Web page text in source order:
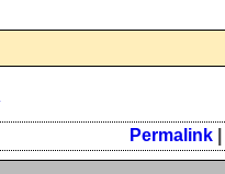
Permalink